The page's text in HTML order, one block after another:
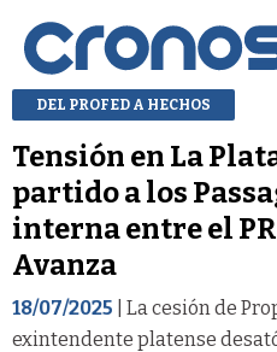
DEL PROFED A HECHOS
Tensión en La
partido a los
interna entre el
Avanza
18/07/2025 | La cesión de
exintendente platense